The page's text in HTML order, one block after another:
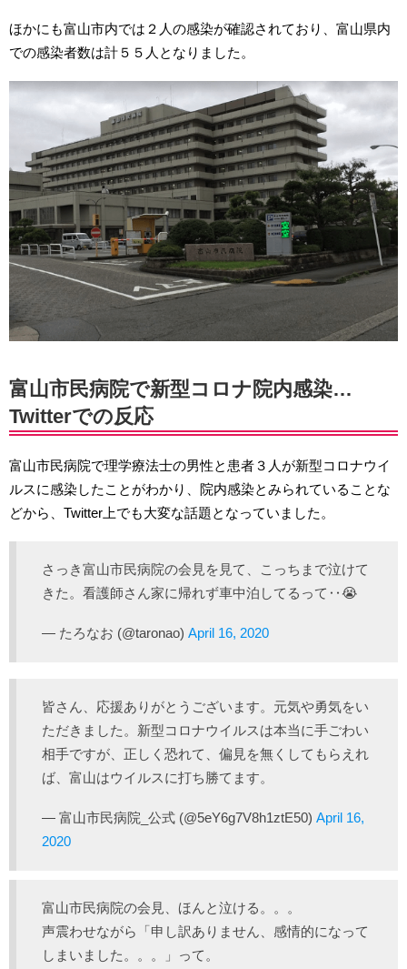
ほかにも富山市内では２人の感染が確認されており、富山県内
での感染者数は計５５人となりました。
富山市民病院で新型コロナ院内感染…
Twitterでの反応
富山市民病院で理学療法士の男性と患者３人が新型コロナウイ
ルスに感染したことがわかり、院内感染とみられていることな
どから、Twitter上でも大変な話題となっていました。
さっき富山市民病院の会見を見て、こっちまで泣けて
きた。看護師さん家に帰れず車中泊してるって‥😭
— たろなお (@taronao) April 16, 2020
皆さん、応援ありがとうございます。元気や勇気をい
ただきました。新型コロナウイルスは本当に手ごわい
相手ですが、正しく恐れて、偏見を無くしてもらえれ
ば、富山はウイルスに打ち勝てます。
— 富山市民病院_公式 (@5eY6g7V8h1ztE50) April 16,
2020
富山市民病院の会見、ほんと泣ける。。。
声震わせながら「申し訳ありません、感情的になって
しまいました。。。」って。